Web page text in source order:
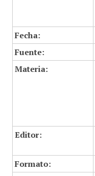
Fecha:
Fuente:
Materia:
Editor:
Formato: